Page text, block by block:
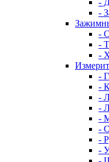
-
-
-
-
-
-
-
-
-
-
-
-
-